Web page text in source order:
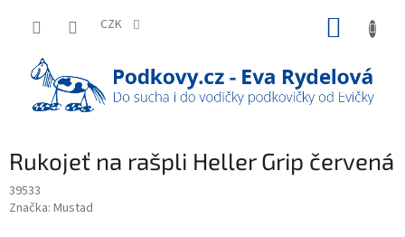
CZK
Rukojeť na rašpli Heller Grip červená
39533
Značka: Mustad